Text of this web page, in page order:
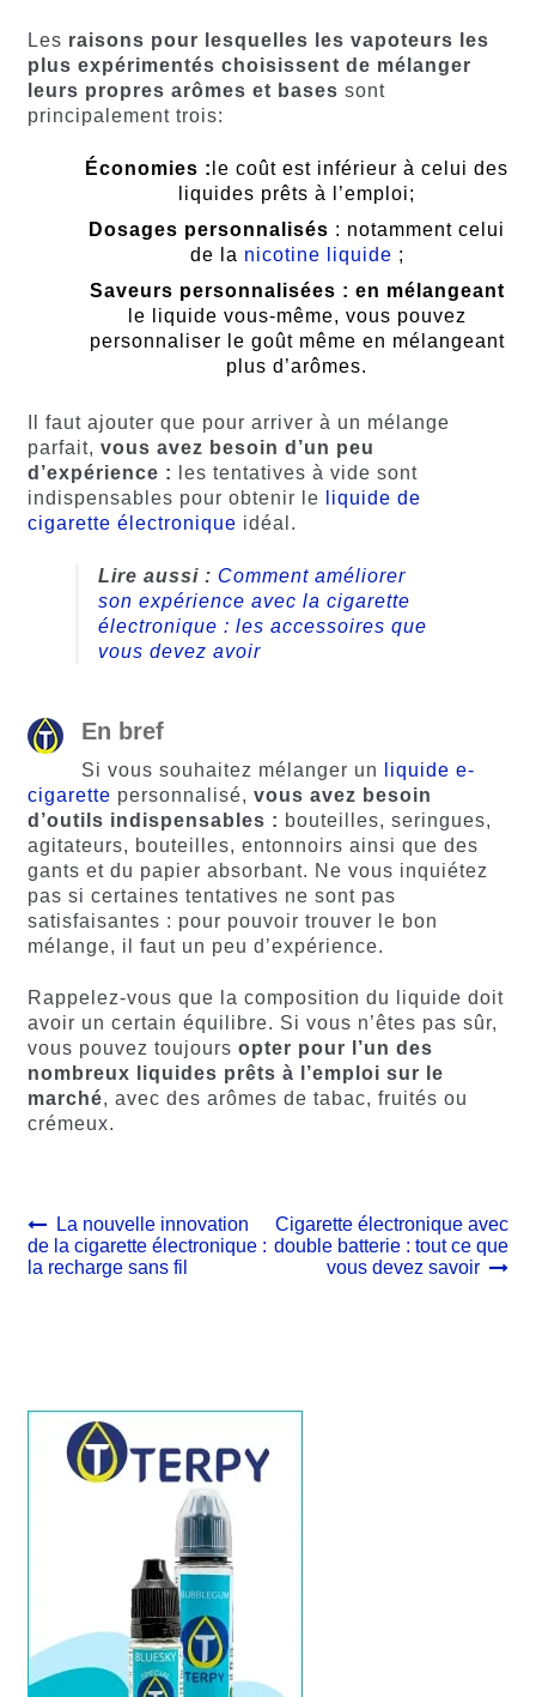
Les raisons pour lesquelles les vapoteurs les
plus expérimentés choisissent de mélanger
leurs propres arômes et bases sont
principalement trois:
Économies : le coût est inférieur à celui des
liquides prêts à l’emploi;
Dosages personnalisés : notamment celui
de la nicotine liquide ;
Saveurs personnalisées : en mélangeant
le liquide vous-même, vous pouvez
personnaliser le goût même en mélangeant
plus d’arômes.
Il faut ajouter que pour arriver à un mélange
parfait, vous avez besoin d’un peu
d’expérience : les tentatives à vide sont
indispensables pour obtenir le
liquide de
cigarette électronique idéal.
Lire aussi : Comment améliorer
son expérience avec la cigarette
électronique : les accessoires que
vous devez avoir
En bref
Si vous souhaitez mélanger un
liquide e-
cigarette personnalisé, vous avez besoin
d’outils indispensables : bouteilles, seringues,
agitateurs, bouteilles, entonnoirs ainsi que des
gants et du papier absorbant. Ne vous inquiétez
pas si certaines tentatives ne sont pas
satisfaisantes : pour pouvoir trouver le bon
mélange, il faut un peu d’expérience.
Rappelez-vous que la composition du liquide doit
avoir un certain équilibre. Si vous n’êtes pas sûr,
vous pouvez toujours opter pour l’un des
nombreux liquides prêts à l’emploi sur le
marché, avec des arômes de tabac, fruités ou
crémeux.
Navigation
de
l’article
Article
précédent :
La nouvelle innovation
de la cigarette électronique :
la recharge sans fil
Article
suivant :
Cigarette électronique avec
double batterie : tout ce que
vous devez savoir